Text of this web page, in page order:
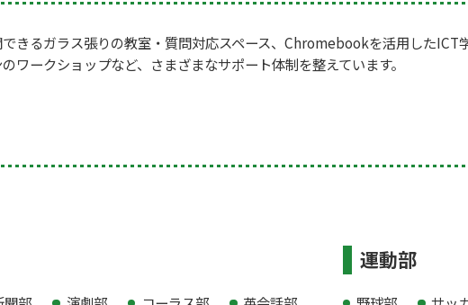
きるガラス張りの教室・質問対応スペース、Chromebookを活用した
ワークショップなど、さまざまなサポート体制を整えています。
運動部